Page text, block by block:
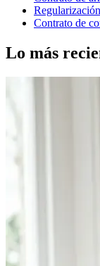
Contrato de
Lo más